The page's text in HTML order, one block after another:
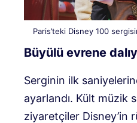
Paris’teki Disney 100
Büyülü evrene
Serginin ilk
ayarlandı. Kült müzik
ziyaretçiler Disney’in